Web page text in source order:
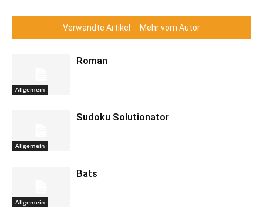
Verwandte Artikel Mehr vom Autor
Allgemein
Roman
Allgemein
Sudoku Solutionator
Allgemein
Bats